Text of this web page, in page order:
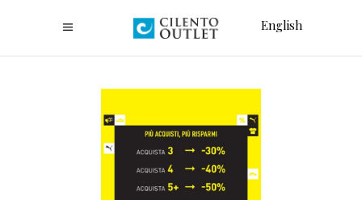
English